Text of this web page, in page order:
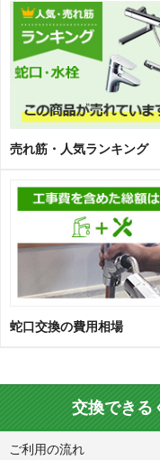
売れ筋・人気ランキング
蛇口交換の費用相場
交換できる
ご利用の流れ